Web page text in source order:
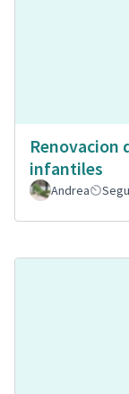
Renovacion
infantiles
Andrea